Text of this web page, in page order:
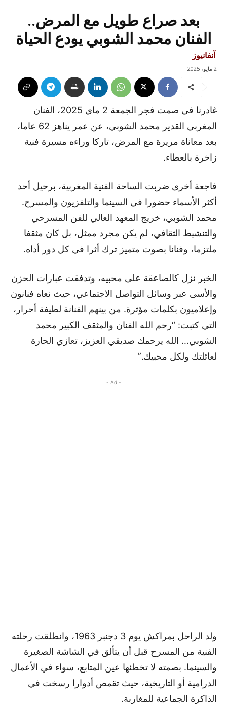
بعد صراع طويل مع المرض..
الفنان محمد الشوبي يودع الحياة
آنفانيوز
2 مايو، 2025
غادرنا في صمت فجر الجمعة 2 ماي 2025، الفنان
المغربي القدير محمد الشوبي، عن عمر يناهز 62 عاما،
بعد معاناة مريرة مع المرض، تاركا وراءه مسيرة فنية
زاخرة بالعطاء.
فاجعة أخرى ضربت الساحة الفنية المغربية، برحيل أحد
أكثر الأسماء حضورا في السينما والتلفزيون والمسرح.
محمد الشوبي، خريج المعهد العالي للفن المسرحي
والتنشيط الثقافي، لم يكن مجرد ممثل، بل كان مثقفا
ملتزما، وفنانا بصوت متميز ترك أثرا في كل دور أداه.
الخبر نزل كالصاعقة على محبيه، وتدفقت عبارات الحزن
والأسى عبر وسائل التواصل الاجتماعي، حيث نعاه فنانون
وإعلاميون بكلمات مؤثرة. من بينهم الفنانة لطيفة أحرار،
التي كتبت: “رحم الله الفنان والمثقف الكبير محمد
الشوبي… الله يرحمك صديقي العزيز، تعازي الحارة
لعائلتك ولكل محبيك.”
- Ad -
ولد الراحل بمراكش يوم 3 دجنبر 1963، وانطلقت رحلته
الفنية من المسرح قبل أن يتألق في الشاشة الصغيرة
والسينما. بصمته لا تخطئها عين المتابع، سواء في الأعمال
الدرامية أو التاريخية، حيث تقمص أدوارا رسخت في
الذاكرة الجماعية للمغاربة.